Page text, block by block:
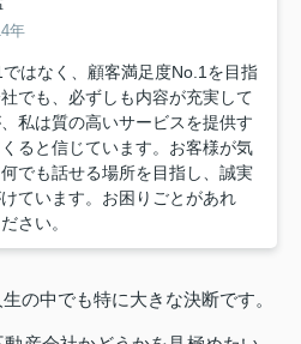
年
はなく、顧客満足度No.1を目指
でも、必ずしも内容が充実して
私は質の高いサービスを提供す
ると信じています。お客様が気
でも話せる場所を目指し、誠実
ています。お困りごとがあれ
さい。
の中でも特に大きな決断です。